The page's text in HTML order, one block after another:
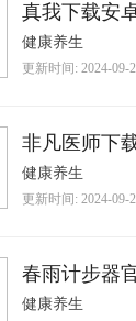
真我下载安
健康养生
更新时间: 2024-09-
非凡医师下
健康养生
更新时间: 2024-09-
健康养生